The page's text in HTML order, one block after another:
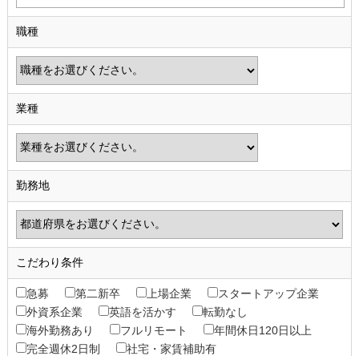
職種
業種
勤務地
こだわり条件
急募 第二新卒 上場企業
スタートアップ企業
外資系企業
英語を活かす
転勤なし
海外勤務あり
フルリモート
年間休日120日以上
完全週休2日制
社宅・家賃補助有